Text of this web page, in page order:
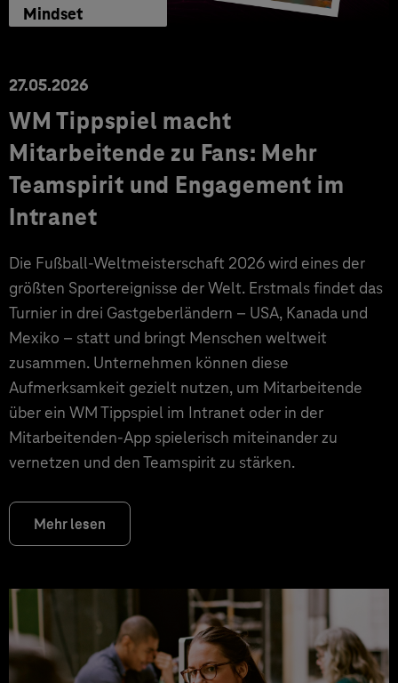
Mindset
27.05.2026
WM Tippspiel macht
Mitarbeitende zu Fans: Mehr
Teamspirit und Engagement im
Intranet
Die Fußball-Weltmeisterschaft 2026 wird eines der
größten Sportereignisse der Welt. Erstmals findet das
Turnier in drei Gastgeberländern – USA, Kanada und
Mexiko – statt und bringt Menschen weltweit
zusammen. Unternehmen können diese
Aufmerksamkeit gezielt nutzen, um Mitarbeitende
über ein WM Tippspiel im Intranet oder in der
Mitarbeitenden-App spielerisch miteinander zu
vernetzen und den Teamspirit zu stärken.
Mehr lesen